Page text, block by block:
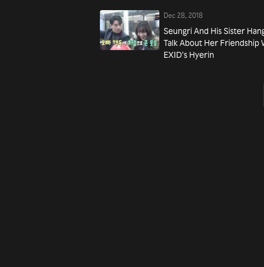
Dec 28, 2018
Seungri And His Sister
Talk About Her Friendship
EXID’s Hyerin